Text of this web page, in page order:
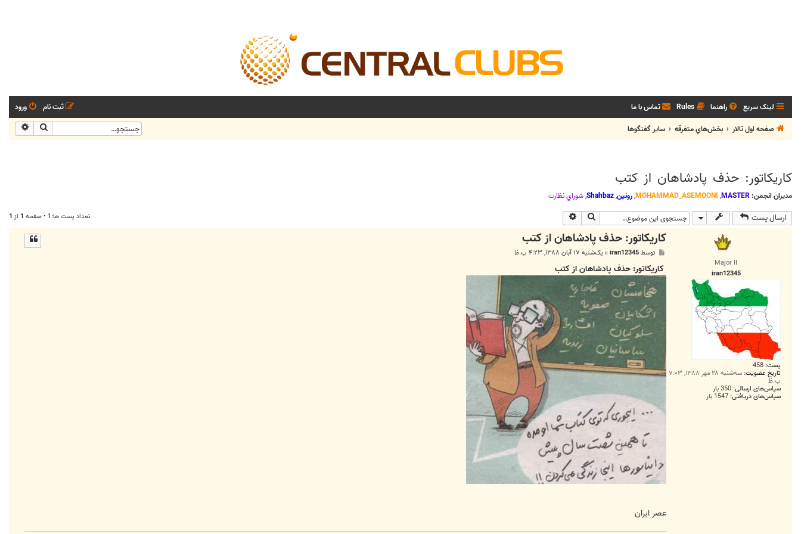
لینک سریع راهنما Rules تماس با ما ورود
ثبت نام
صفحه اول تالار
بخش‌‌هاي متفرقه ساير گفتگوها جستجو
کاریکاتور: حذف پادشاهان از کتب
مدیران انجمن: MASTER
,
MOHAMMAD_ASEMOONI
,رونین,
Shahbaz
,شوراي نظارت
ارسال پست جستجو تعداد پست ها:1 • صفحه 1 از 1
Major II
iran12345
پست: 458
تاریخ عضویت: سه‌شنبه ۲۸ مهر ۱۳۸۸, ۷:۰۳
ب.ظ
سپاس‌های ارسالی: 350 بار
سپاس‌های دریافتی: 1547 بار
کاریکاتور: حذف پادشاهان از کتب
ت
توسطiran12345
» یک‌شنبه ۱۷ آبان ۱۳۸۸, ۴:۲۳ ب.ظ
کاریکاتور: حذف پادشاهان از کتب
عصر ایران